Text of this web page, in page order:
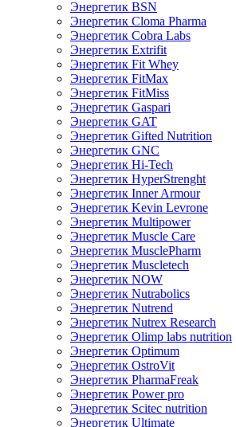
Энергетик BSN
Энергетик Cloma Pharma
Энергетик Cobra Labs
Энергетик Extrifit
Энергетик Fit Whey
Энергетик FitMax
Энергетик FitMiss
Энергетик Gaspari
Энергетик GAT
Энергетик Gifted Nutrition
Энергетик GNC
Энергетик Hi-Tech
Энергетик HyperStrenght
Энергетик Inner Armour
Энергетик Kevin Levrone
Энергетик Multipower
Энергетик Muscle Care
Энергетик MusclePharm
Энергетик Muscletech
Энергетик NOW
Энергетик Nutrabolics
Энергетик Nutrend
Энергетик Nutrex Research
Энергетик Olimp labs nutrition
Энергетик Optimum
Энергетик OstroVit
Энергетик PharmaFreak
Энергетик Power pro
Энергетик Scitec nutrition
Энергетик Ultimate